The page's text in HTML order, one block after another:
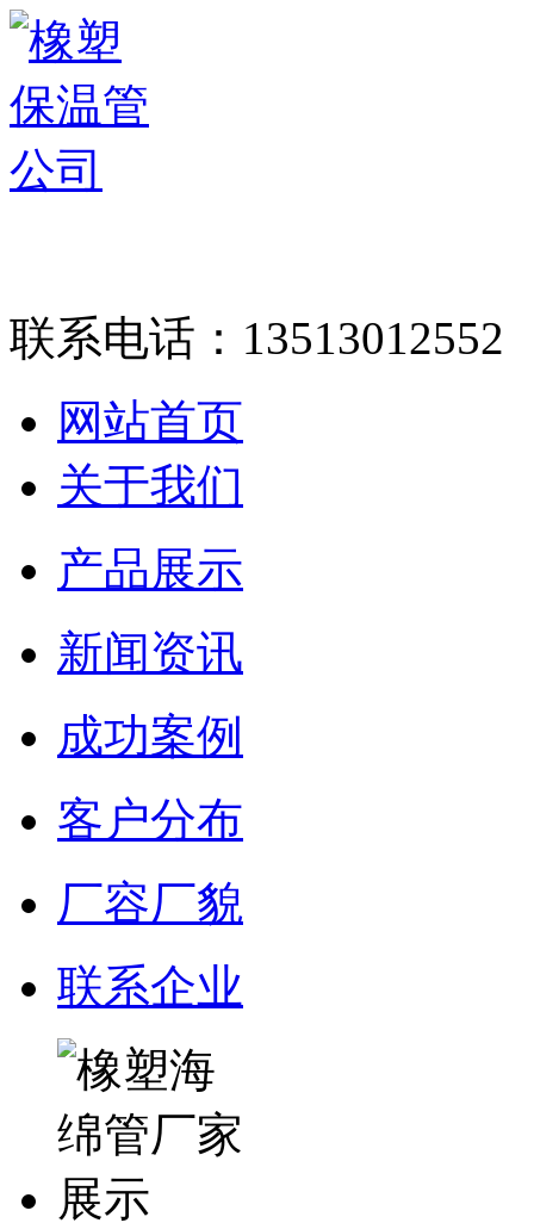
联系电话： 13513012552
网站首页
关于我们
产品展示
新闻资讯
成功案例
客户分布
厂容厂貌
联系企业